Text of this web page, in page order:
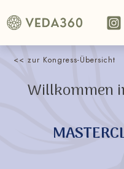
<< zur Kongress-Übersicht
Willkommen